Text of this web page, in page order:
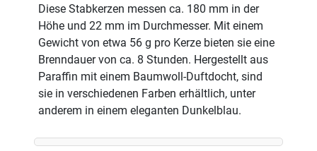
Diese Stabkerzen messen ca. 180 mm in der
Höhe und 22 mm im Durchmesser. Mit einem
Gewicht von etwa 56 g pro Kerze bieten sie eine
Brenndauer von ca. 8 Stunden. Hergestellt aus
Paraffin mit einem Baumwoll-Duftdocht, sind
sie in verschiedenen Farben erhältlich, unter
anderem in einem eleganten Dunkelblau.